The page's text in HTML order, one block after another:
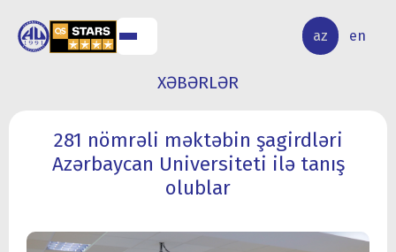
az en
ELMİ
TƏDQİQAT
XƏBƏRLƏR
281 nömrəli məktəbin şagirdləri
Azərbaycan Universiteti ilə tanış
olublar